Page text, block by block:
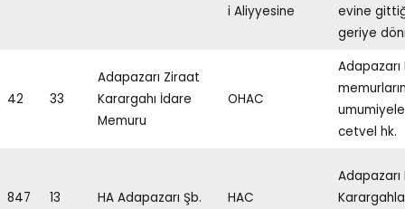
i Aliyyesine
evine
geriye
42 33
Adapazarı Ziraat
Karargahı İdare
Memuru
OHAC
Adapazarı
cetvel hk.
847 13 HA Adapazarı Şb. HAC